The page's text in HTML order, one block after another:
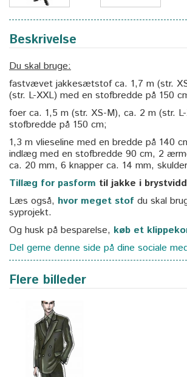
Beskrivelse
Du skal bruge:
fastvævet jakkesætstof ca. 1,7 m (str.
(str. L-XXL) med en stofbredde på 150
foer ca. 1,5 m (str. XS-M), ca. 2 m (str.
stofbredde på 150 cm;
1,3 m vlieseline med en bredde på 140
indlæg med en stofbredde 90 cm, 2
ca. 20 mm, 6 knapper ca. 14 mm,
Tillæg for pasform til jakke i
Læs også, hvor meget stof du skal
syprojekt.
Og husk på besparelse, køb et
Del gerne denne side på dine sociale
Flere billeder